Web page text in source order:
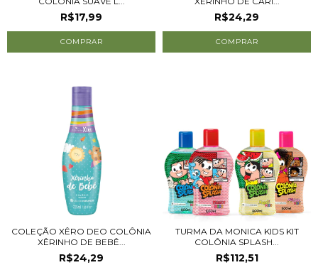
R$17,99 R$24,29
COLEÇÃO XÊRO DEO COLÔNIA
XÊRINHO DE BEBÊ...
R$24,29
TURMA DA MONICA KIDS KIT
COLÔNIA SPLASH...
R$112,51